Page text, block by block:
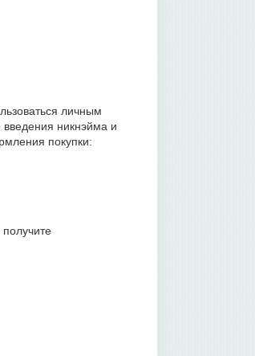
личным
введения никнэйма и
покупки: